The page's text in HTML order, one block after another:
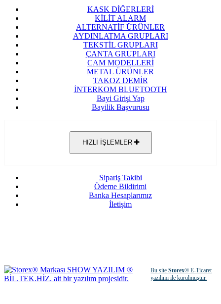
KASK DİĞERLERİ
KİLİT ALARM
ALTERNATİF ÜRÜNLER
AYDINLATMA GRUPLARI
TEKSTİL GRUPLARI
ÇANTA GRUPLARI
CAM MODELLERİ
METAL ÜRÜNLER
TAKOZ DEMİR
İNTERKOM BLUETOOTH
Bayi Girişi Yap
Bayilik Başvurusu
HIZLI İŞLEMLER
Sipariş Takibi
Ödeme Bildirimi
Banka Hesaplarımız
İletişim
Bu siteStorex® E-Ticaret
yazılımı ile kurulmuştur.